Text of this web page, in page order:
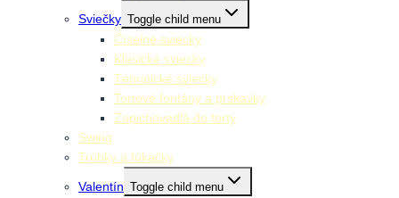
Sviečky Toggle child menu
Číselné sviecky
Klasické sviecky
Tématické sviecky
Tortové fontány a prskavky
Zapichovadlá do torty
Swing
Trúbky a fúkačky
Valentín Toggle child menu